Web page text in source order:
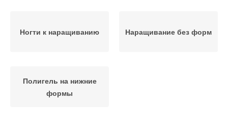
Ногти к наращиванию Наращивание без форм
Полигель на нижние
формы